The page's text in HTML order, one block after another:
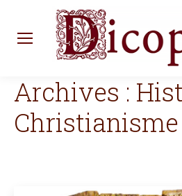
Archives :
Christianisme